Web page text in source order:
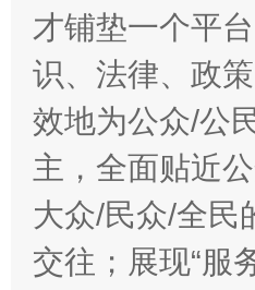
才铺垫一个平
识、法律、政
效地为公众/公
主，全面贴近
大众/民众/全民
交往；展现“服